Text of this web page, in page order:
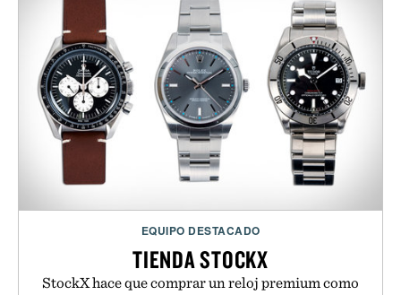
EQUIPO DESTACADO
TIENDA STOCKX
StockX hace que comprar un reloj premium como